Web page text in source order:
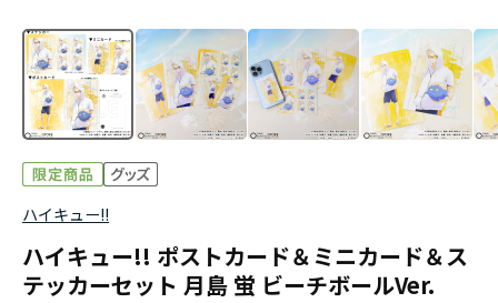
ハイキュー!!
ハイキュー!! ポストカード＆ミニカード＆ス
テッカーセット 月島 蛍 ビーチボールVer.